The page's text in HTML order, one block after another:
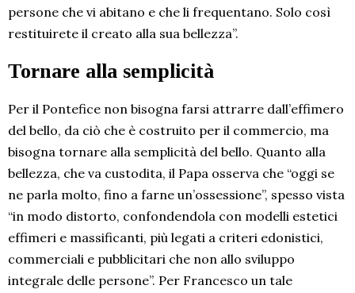
persone che vi abitano e che li frequentano. Solo così
restituirete il creato alla sua bellezza”.
Tornare alla semplicità
Per il Pontefice non bisogna farsi attrarre dall’effimero
del bello, da ciò che è costruito per il commercio, ma
bisogna tornare alla semplicità del bello. Quanto alla
bellezza, che va custodita, il Papa osserva che “oggi se
ne parla molto, fino a farne un’ossessione”, spesso vista
“in modo distorto, confondendola con modelli estetici
effimeri e massificanti, più legati a criteri edonistici,
commerciali e pubblicitari che non allo sviluppo
integrale delle persone”. Per Francesco un tale